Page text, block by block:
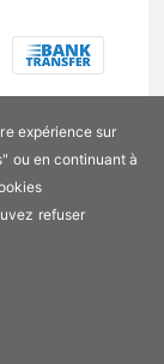
expérience sur
ou en continuant à
refuser